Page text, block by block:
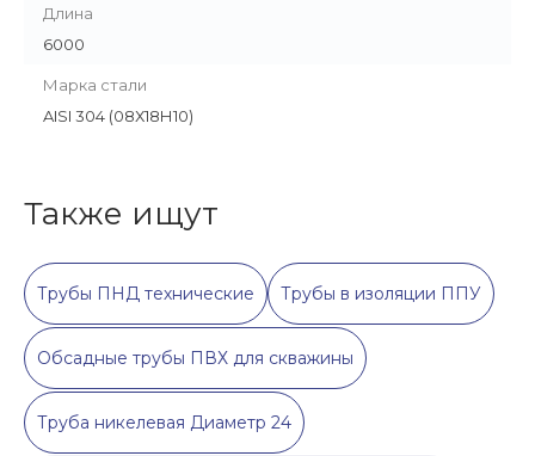
Длина
6000
Марка стали
AISI 304 (08Х18Н10)
Также ищут
Трубы ПНД технические Трубы в изоляции ППУ
Обсадные трубы ПВХ для скважины
Труба никелевая Диаметр 24